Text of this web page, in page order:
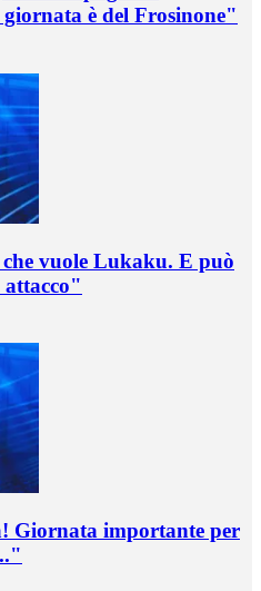
è del Frosinone"
vuole Lukaku. E può
attacco"
Giornata importante per